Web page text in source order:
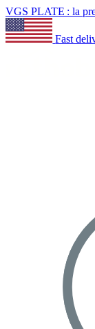
VGS PLATE : la
Fast